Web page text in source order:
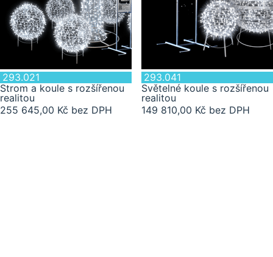
293.021
Strom a koule s rozšířenou
realitou
255 645,00 Kč bez DPH
293.041
Světelné koule s rozšířenou
realitou
149 810,00 Kč bez DPH